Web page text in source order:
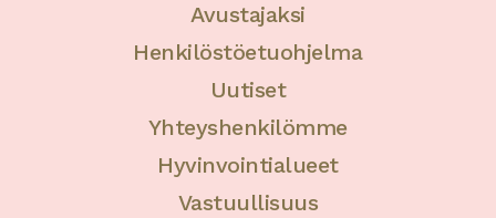
Avustajaksi
Henkilöstöetuohjelma
Uutiset
Yhteyshenkilömme
Hyvinvointialueet
Vastuullisuus